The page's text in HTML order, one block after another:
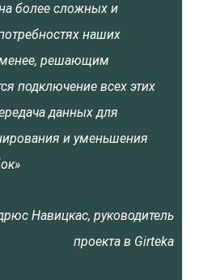
более сложных и
наших
менее, решающим
подключение всех этих
данных для
и уменьшения
Навицкас, руководитель
проекта в Girteka